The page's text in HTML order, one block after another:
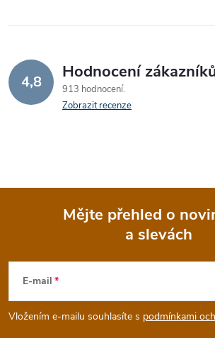
4,8 Hodnocení
913 hodnocení
Zobrazit recenze
p
Mějte přehled o
a slevách
E-mail
Vložením e-mailu souhlasíte s podmínkami